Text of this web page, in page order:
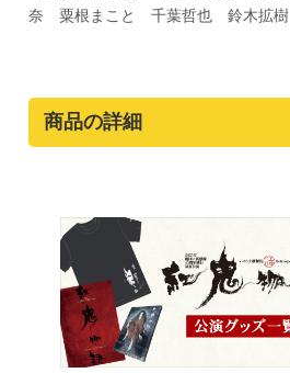
奈 粟根まこと 千葉哲也 鈴木拡樹
商品の詳細